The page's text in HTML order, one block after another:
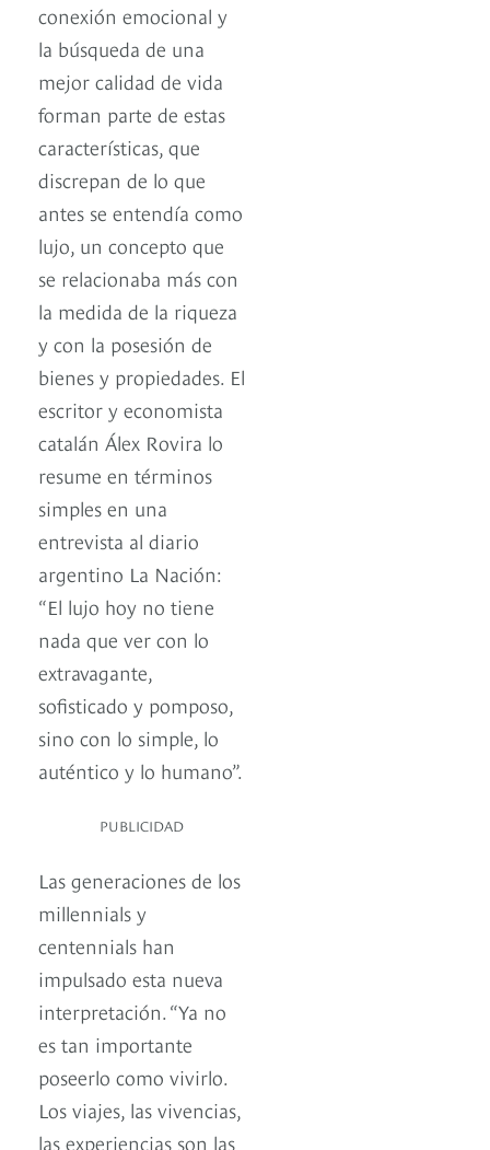
conexión emocional y
la búsqueda de una
mejor calidad de vida
forman parte de estas
características, que
discrepan de lo que
antes se entendía como
lujo, un concepto que
se relacionaba más con
la medida de la riqueza
y con la posesión de
bienes y propiedades. El
escritor y economista
catalán Álex Rovira lo
resume en términos
simples en una
entrevista al diario
argentino La Nación:
“El lujo hoy no tiene
nada que ver con lo
extravagante,
sofisticado y pomposo,
sino con lo simple, lo
auténtico y lo humano”.
PUBLICIDAD
Las generaciones de los
millennials y
centennials han
impulsado esta nueva
interpretación. “Ya no
es tan importante
poseerlo como vivirlo.
Los viajes, las vivencias,
las experiencias son las